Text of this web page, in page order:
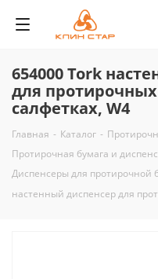
654000 Tork
для
салфетках, W4
Главная - Каталог -
Протирочная бумага и
Диспенсеры для протирочной
настенный диспенсер для